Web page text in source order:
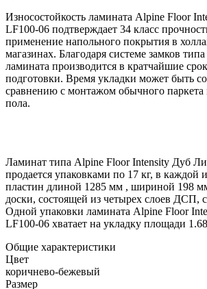
Износостойкость ламината Alpine Floor
LF100-06 подтверждает 34 класс
применение напольного покрытия в
магазинах. Благодаря системе замков
ламината производится в кратчайшие
подготовки. Время укладки может быть
сравнению с монтажом обычного паркета
пола.
Ламинат типа Alpine Floor Intensity Дуб
продается упаковками по 17 кг, в каждой
пластин длиной 1285 мм , шириной 198
доски, состоящей из четырех слоев ДСП,
Одной упаковки ламината Alpine Floor
LF100-06 хватает на укладку площади
Общие характеристики
Цвет
коричнево-бежевый
Размер